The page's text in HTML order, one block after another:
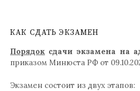
КАК СДАТЬ ЭКЗАМЕН
Порядок сдачи экзамена на
приказом Минюста РФ от
Экзамен состоит из двух этапов: